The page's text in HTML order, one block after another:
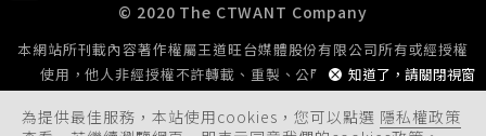
為提供最佳服務，本站使用cookies，您可以點選 隱私權政策
知道了，請關閉視窗
© 2020 The CTWANT Company
本網站所刊載內容著作權屬王道旺台媒體股份有限公司所有或經授權
使用，他人非經授權不許轉載、重製、公開播送或公開傳輸。